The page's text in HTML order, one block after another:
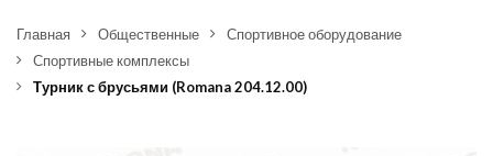
Главная Общественные
Спортивное оборудование
Спортивные комплексы
Турник с брусьями (Romana 204.12.00)